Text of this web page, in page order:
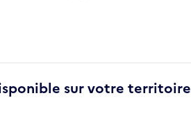
sur votre territoire